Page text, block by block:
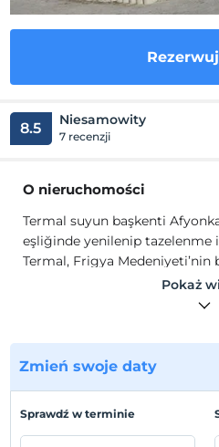
8.5 Niesamowity
7 recenzji
O nieruchomości
Termal suyun başkenti
eşliğinde yenilenip tazelenme
Termal, Frigya
tarihten bu yana var olmuş
almaktadır. Komple bir termal
oda ve villalarında bulunan
hamamları ile değerli
termal tatil tecrübesi
Pokaż
Zmień swoje daty
Sprawdź w terminie